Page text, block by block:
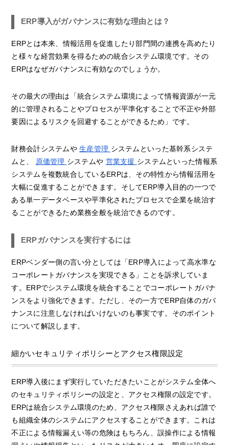
ERP導入がガバナンスに有効な理由とは？
ERPとは本来、情報活用を促進したり部門間の連携を高めたり
と様々な経営効果を得るための統合システム環境です。その
ERPはなぜガバナンスに有効なのでしょうか。
その最大の理由は「統合システム環境によって情報資源が一元
的に管理されることやプロセスが平準化することで不正や外部
要因によるリスクを回避することができるため」です。
財務会計システムや生産管理 システムといった基幹系システ
ムと、
原価管理 システムや 営業支援 システムといった情報系
システムを複数統合しているERPは、その特性から情報活用を
大幅に促進することができます。そしてERP導入目的の一つで
ある単一データベースや平準化されたプロセスで企業を統治す
ることができるため業務全般を統治できるのです。
ERPガバナンスを実行するには
ERPベンダー側の言い分としては「ERP導入によって高水準な
コーポレートガバナンスを実現できる」ことを訴求していま
す。ERPでシステム環境を統合することでコーポレートガバナ
ンスをより強化できます。ただし、その一方でERP自体のガバ
ナンスに注意しなければいけないのも事実です。そのポイント
について解説します。
細かいセキュリティポリシーとアクセス権限設定
ERP導入後にまず実行していただきたいことがシステム全体へ
のセキュリティポリシーの設定と、アクセス権限の設定です。
ERPは統合システム環境のため、アクセス権限さえあれば誰で
も組織全体のシステムにアクセスすることができます。これは
不正による情報漏えい等の危険はもちろん、誤操作による情報